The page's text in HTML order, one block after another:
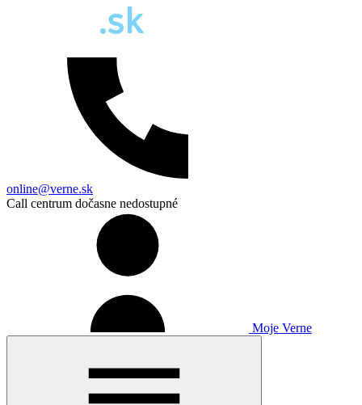
online@verne.sk
Call centrum dočasne nedostupné
Moje Verne